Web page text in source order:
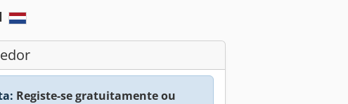
Registe-se gratuitamente ou